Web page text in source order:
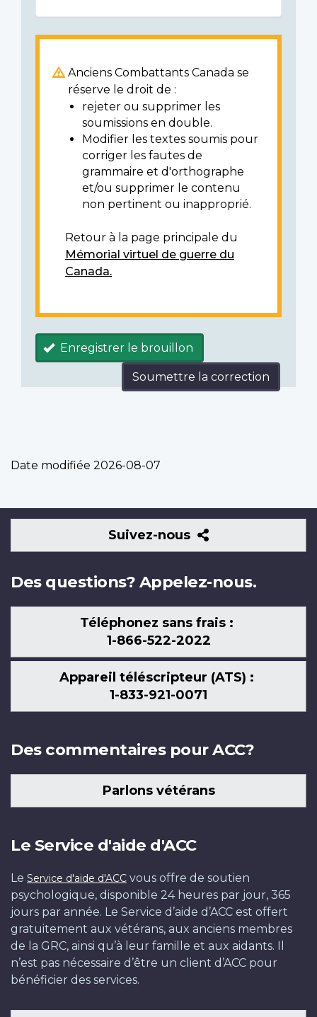
Anciens Combattants Canada se
réserve le droit de :
rejeter ou supprimer les
soumissions en double.
Modifier les textes soumis pour
corriger les fautes de
grammaire et d'orthographe
et/ou supprimer le contenu
non pertinent ou inapproprié.
Retour à la page principale du
Mémorial virtuel de guerre du
Canada.
Enregistrer le brouillon
Soumettre la correction
Date modifiée 2026-08-07
Suivez-nous
Suivez-
nous
Des questions? Appelez-nous.
Téléphonez sans frais :
1-866-522-2022
Appareil téléscripteur (ATS) :
1-833-921-0071
Des commentaires pour ACC?
Parlons vétérans
Le Service d'aide d'ACC
Le Service d'aide d'ACC vous offre de soutien
psychologique, disponible 24 heures par jour, 365
jours par année. Le Service d’aide d’ACC est offert
gratuitement aux vétérans, aux anciens membres
de la GRC, ainsi qu’à leur famille et aux aidants. Il
n’est pas nécessaire d’être un client d’ACC pour
bénéficier des services.